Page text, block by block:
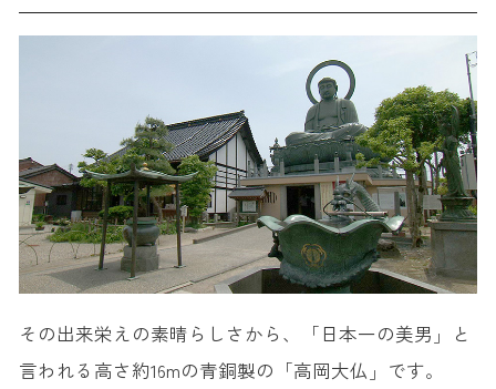
その出来栄えの素晴らしさから、「日本一の美男」と
言われる高さ約16mの青銅製の「高岡大仏」です。